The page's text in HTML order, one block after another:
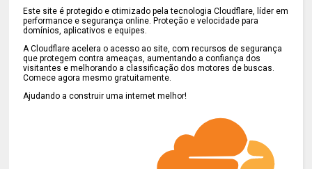
Este site é protegido e otimizado pela tecnologia Cloudflare, líder em
performance e segurança online. Proteção e velocidade para
domínios, aplicativos e equipes.
A Cloudflare acelera o acesso ao site, com recursos de segurança
que protegem contra ameaças, aumentando a confiança dos
visitantes e melhorando a classificação dos motores de buscas.
Comece agora mesmo gratuitamente.
Ajudando a construir uma internet melhor!